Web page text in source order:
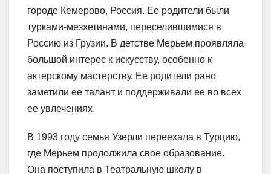
городе Кемерово, Россия. Ее родители были
турками-мезхетинами, переселившимися в
Россию из Грузии. В детстве Мерьем проявляла
большой интерес к искусству, особенно к
актерскому мастерству. Ее родители рано
заметили ее талант и поддерживали ее во всех
ее увлечениях.
В 1993 году семья Узерли переехала в Турцию,
где Мерьем продолжила свое образование.
Она поступила в Театральную школу в